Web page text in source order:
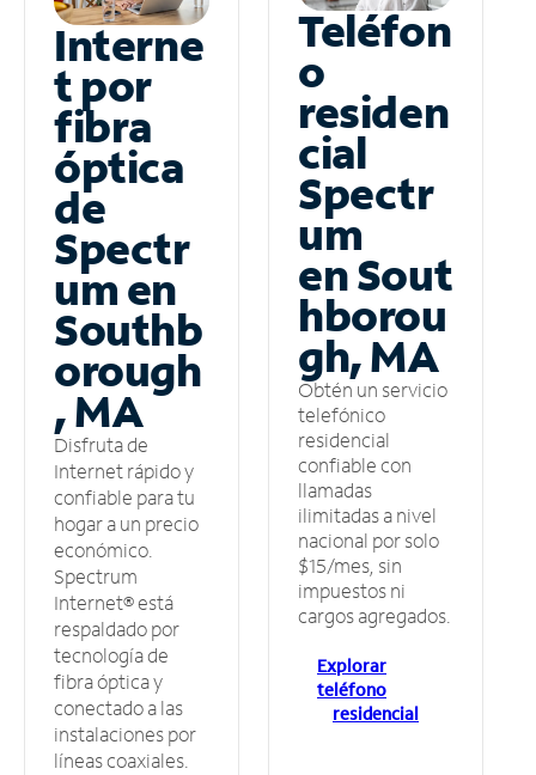
Interne
t por
fibra
óptica
de
Spectr
um en
Southb
orough
, MA
Disfruta de
Internet rápido y
confiable para tu
hogar a un precio
económico.
Spectrum
Internet® está
respaldado por
tecnología de
fibra óptica y
conectado a las
instalaciones por
líneas coaxiales.
Teléfon
o
residen
cial
Spectr
um
en Sout
hborou
gh, MA
Obtén un servicio
telefónico
residencial
confiable con
llamadas
ilimitadas a nivel
nacional por solo
$15/mes, sin
impuestos ni
cargos agregados.
Explorar
teléfono
residencial